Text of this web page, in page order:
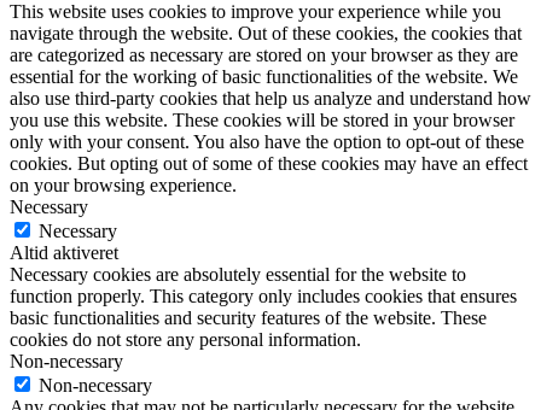
This website uses cookies to improve your experience while you
navigate through the website. Out of these cookies, the cookies that
are categorized as necessary are stored on your browser as they are
essential for the working of basic functionalities of the website. We
also use third-party cookies that help us analyze and understand how
you use this website. These cookies will be stored in your browser
only with your consent. You also have the option to opt-out of these
cookies. But opting out of some of these cookies may have an effect
on your browsing experience.
Necessary
Necessary
Altid aktiveret
Necessary cookies are absolutely essential for the website to
function properly. This category only includes cookies that ensures
basic functionalities and security features of the website. These
cookies do not store any personal information.
Non-necessary
Non-necessary